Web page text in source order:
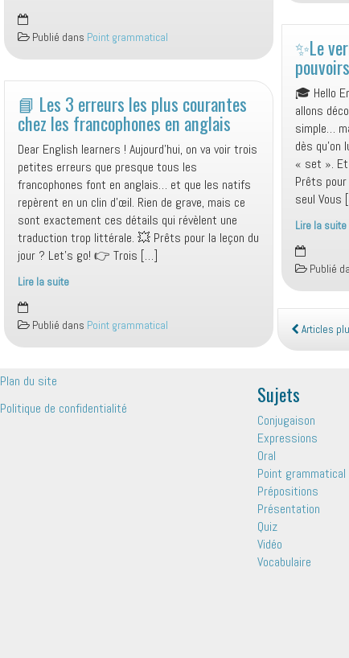
Trois
techniques
validées
par
les
pros
pour
améliorer
votre
anglais
à
l’oral
Publié dans Point grammatical
📘 Les 3 erreurs les plus courantes
chez les francophones en anglais
Dear English learners ! Aujourd’hui, on va voir trois
petites erreurs que presque tous les
francophones font en anglais… et que les natifs
repèrent en un clin d’œil. Rien de grave, mais ce
sont exactement ces détails qui révèlent une
traduction trop littérale. 💥 Prêts pour la leçon du
jour ? Let’s go! 👉 Trois […]
Lire la suite
📘
Les
3
erreurs
Publié dans Point grammatical
erreur
de
peut
ruiner
votre
déjeuner
🍽️
✨Le
pouvoirs
🎓 Hello
allons
simple…
dès qu’on
« set ». Et
Prêts
seul Vous
Lire la suite
✨Le
verbe
set
:
petit
mot,
grands
Publié
Articles
Plan du site
Politique de confidentialité
Sujets
Conjugaison
Expressions
Oral
Point grammatical
Prépositions
Présentation
Quiz
Vidéo
Vocabulaire